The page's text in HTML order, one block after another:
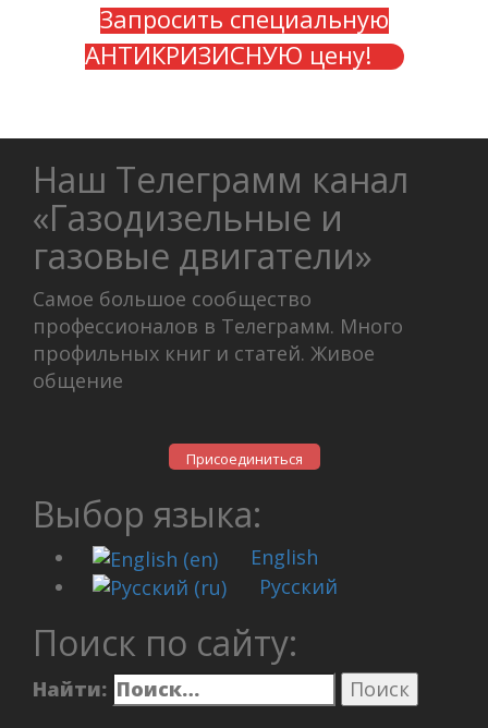
Запросить специальную
АНТИКРИЗИСНУЮ цену!
Наш Телеграмм канал
«Газодизельные и
газовые двигатели»
Самое большое сообщество
профессионалов в Телеграмм. Много
профильных книг и статей. Живое
общение
Присоединиться
Выбор языка:
English
Русский
Поиск по сайту:
Найти: